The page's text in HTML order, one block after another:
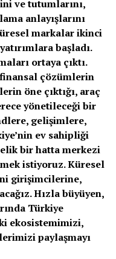
ve tutumlarını,
anlayışlarını
markalar ikinci
başladı.
ortaya çıktı.
çözümlerin
öne çıktığı, araç
yönetileceği bir
gelişimlere,
ev sahipliği
bir hatta merkezi
istiyoruz. Küresel
girişimcilerine,
Hızla büyüyen,
Türkiye
ekosistemimizi,
paylaşmayı